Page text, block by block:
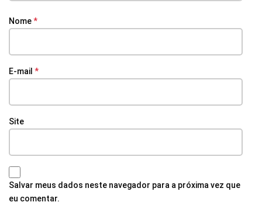
Nome*
E-mail *
Site
Salvar meus dados neste navegador para a próxima vez que
eu comentar.